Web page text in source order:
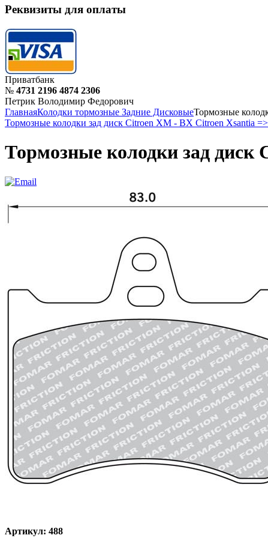
Реквизиты для оплаты
Приватбанк
№ 4731 2196 4874 2306
Петрик Володимир Федорович
ГлавнаяКолодки тормозные Задние ДисковыеТормозные
Тормозные колодки зад диск Citroen XM - BX Citroen Xsantia
Тормозные колодки зад
Артикул: 488